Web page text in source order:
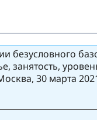
безусловного
занятость,
30 марта